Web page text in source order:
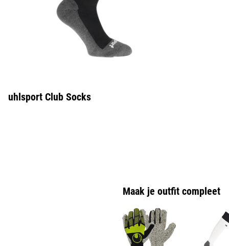
uhlsport Club Socks
Maak je outfit compleet